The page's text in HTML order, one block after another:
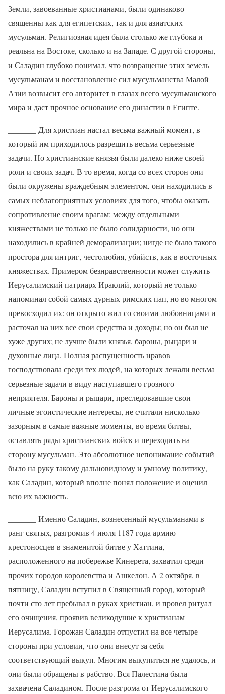
Земли, завоеванные христианами, были одинаково
священны как для египетских, так и для азиатских
мусульман. Религиозная идея была столько же глубока и
реальна на Востоке, сколько и на Западе. С другой стороны,
и Саладин глубоко понимал, что возвращение этих земель
мусульманам и восстановление сил мусульманства Малой
Азии возвысит его авторитет в глазах всего мусульманского
мира и даст прочное основание его династии в Египте.
_______ Для христиан настал весьма важный момент, в
который им приходилось разрешить весьма серьезные
задачи. Но христианские князья были далеко ниже своей
роли и своих задач. В то время, когда со всех сторон они
были окружены враждебным элементом, они находились в
самых неблагоприятных условиях для того, чтобы оказать
сопротивление своим врагам: между отдельными
княжествами не только не было солидарности, но они
находились в крайней деморализации; нигде не было такого
простора для интриг, честолюбия, убийств, как в восточных
княжествах. Примером безнравственности может служить
Иерусалимский патриарх Ираклий, который не только
напоминал собой самых дурных римских пап, но во многом
превосходил их: он открыто жил со своими любовницами и
расточал на них все свои средства и доходы; но он был не
хуже других; не лучше были князья, бароны, рыцари и
духовные лица. Полная распущенность нравов
господствовала среди тех людей, на которых лежали весьма
серьезные задачи в виду наступавшего грозного
неприятеля. Бароны и рыцари, преследовавшие свои
личные эгоистические интересы, не считали нисколько
зазорным в самые важные моменты, во время битвы,
оставлять ряды христианских войск и переходить на
сторону мусульман. Это абсолютное непонимание событий
было на руку такому дальновидному и умному политику,
как Саладин, который вполне понял положение и оценил
всю их важность.
_______ Именно Саладин, вознесенный мусульманами в
ранг святых, разгромив 4 июля 1187 года армию
крестоносцев в знаменитой битве у Хаттина,
расположенного на побережье Кинерета, захватил среди
прочих городов королевства и Ашкелон. А 2 октября, в
пятницу, Саладин вступил в Священный город, который
почти сто лет пребывал в руках христиан, и провел ритуал
его очищения, проявив великодушие к христианам
Иерусалима. Горожан Саладин отпустил на все четыре
стороны при условии, что они внесут за себя
соответствующий выкуп. Многим выкупиться не удалось, и
они были обращены в рабство. Вся Палестина была
захвачена Саладином. После разгрома от Иерусалимского